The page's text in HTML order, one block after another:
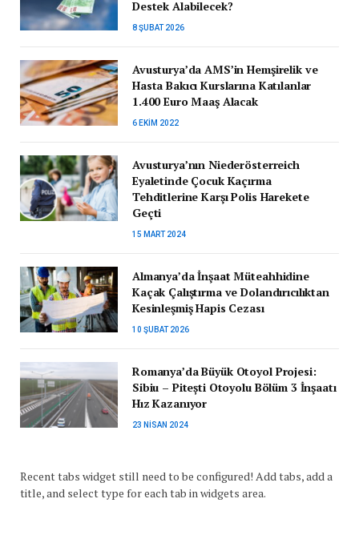
Destek Alabilecek?
8 ŞUBAT 2026
Avusturya’da AMS’in Hemşirelik ve
Hasta Bakıcı Kurslarına Katılanlar
1.400 Euro Maaş Alacak
6 EKIM 2022
Avusturya’nın Niederösterreich
Eyaletinde Çocuk Kaçırma
Tehditlerine Karşı Polis Harekete
Geçti
15 MART 2024
Almanya’da İnşaat Müteahhidine
Kaçak Çalıştırma ve Dolandırıcılıktan
Kesinleşmiş Hapis Cezası
10 ŞUBAT 2026
Romanya’da Büyük Otoyol Projesi:
Sibiu – Pitești Otoyolu Bölüm 3 İnşaatı
Hız Kazanıyor
23 NISAN 2024
Recent tabs widget still need to be configured! Add tabs, add a
title, and select type for each tab in widgets area.